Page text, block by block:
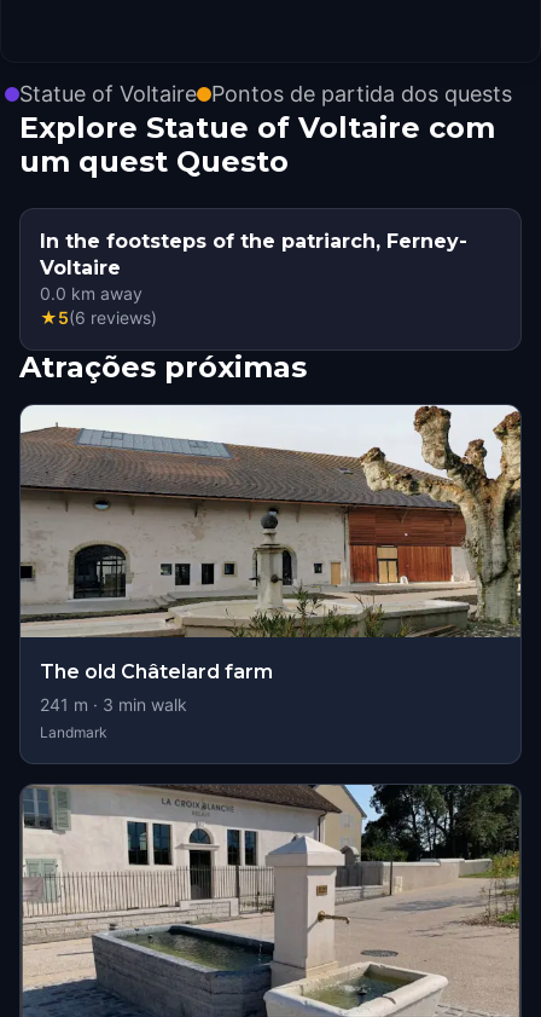
Statue of Voltaire Pontos de partida dos quests
Explore Statue of Voltaire com
um quest Questo
In the footsteps of the patriarch, Ferney-
Voltaire
0.0 km away
★5(6 reviews)
Atrações próximas
The old Châtelard farm
241 m · 3 min walk
Landmark